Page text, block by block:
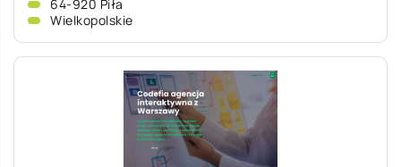
64-920 Piła
Wielkopolskie